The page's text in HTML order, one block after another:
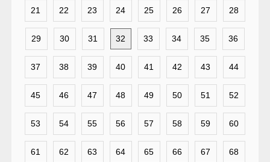
21 22 23 24 25 26 27 28
29 30 31 32 33 34 35 36
37 38 39 40 41 42 43 44
45 46 47 48 49 50 51 52
53 54 55 56 57 58 59 60
61 62 63 64 65 66 67 68